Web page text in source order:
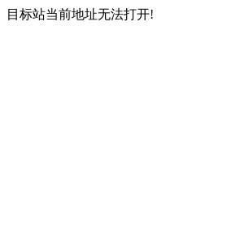
目标站当前地址无法打开!